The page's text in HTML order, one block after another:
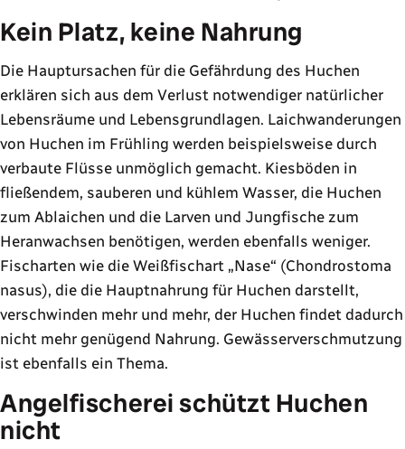
Kein Platz, keine Nahrung
Die Hauptursachen für die Gefährdung des Huchen
erklären sich aus dem Verlust notwendiger natürlicher
Lebensräume und Lebensgrundlagen. Laichwanderungen
von Huchen im Frühling werden beispielsweise durch
verbaute Flüsse unmöglich gemacht. Kiesböden in
fließendem, sauberen und kühlem Wasser, die Huchen
zum Ablaichen und die Larven und Jungfische zum
Heranwachsen benötigen, werden ebenfalls weniger.
Fischarten wie die Weißfischart Nase (Chondrostoma
nasus), die die Hauptnahrung für Huchen darstellt,
verschwinden mehr und mehr, der Huchen findet dadurch
nicht mehr genügend Nahrung. Gewässerverschmutzung
ist ebenfalls ein Thema.
Angelfischerei schützt Huchen
nicht